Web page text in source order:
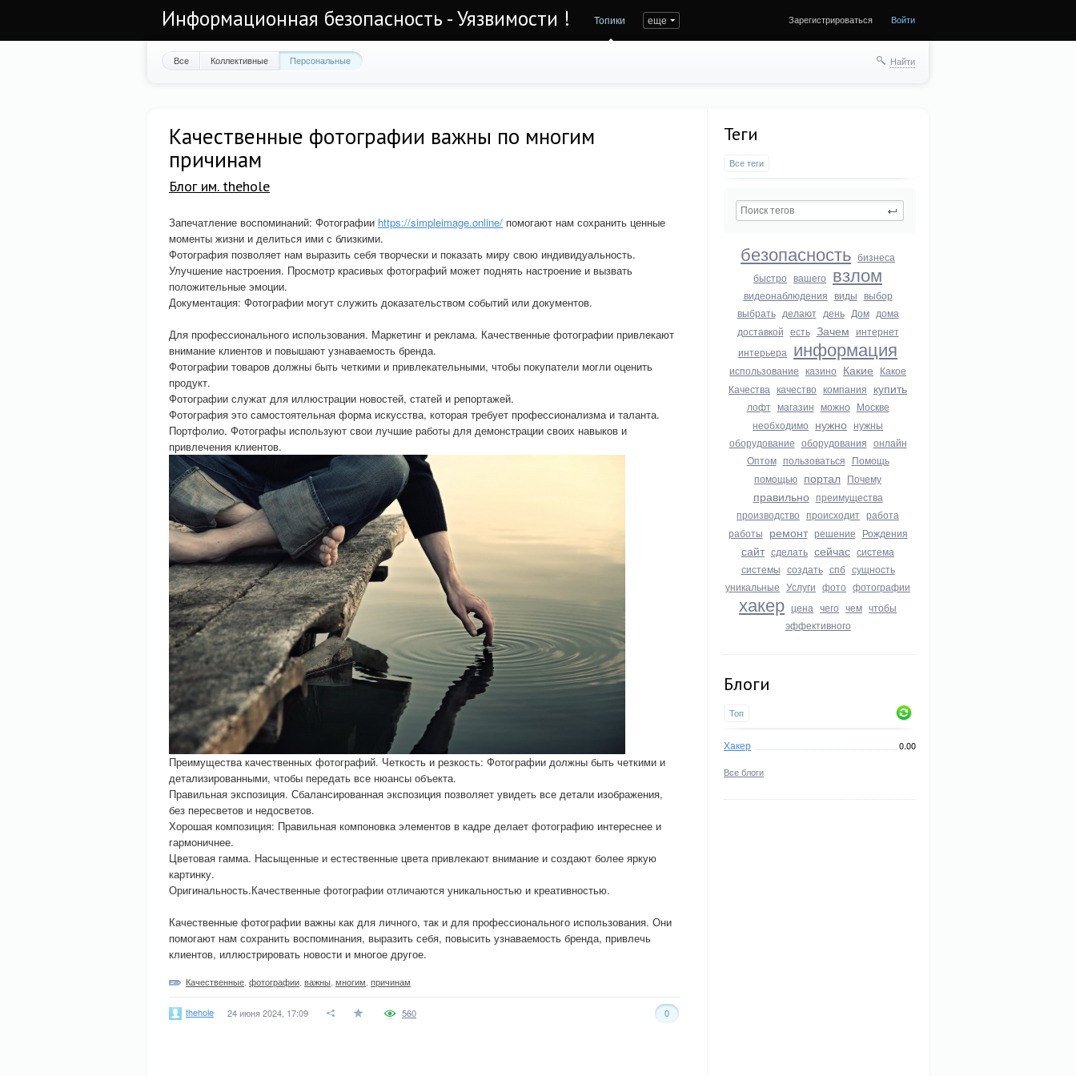
Информационная безопасность - Уязвимости ! Топики еще Зарегистрироваться Войти
Все Коллективные Персональные Найти
Теги
Все теги
безопасность бизнеса
быстро вашего взлом
видеонаблюдения виды выбор
выбрать делают день Дом дома
доставкой есть Зачем интернет
интерьера информация
использование казино Какие Какое
Качества качество компания купить
лофт магазин можно Москве
необходимо нужно нужны
оборудование оборудования онлайн
Оптом пользоваться Помощь
помощью портал Почему
правильно преимущества
производство происходит работа
работы ремонт решение Рождения
сайт сделать сейчас система
системы создать спб сущность
уникальные Услуги фото фотографии
хакер цена чего чем чтобы
эффективного
Блоги
Топ
Хакер 0.00
Все блоги
Качественные фотографии важны по многим
причинам
Блог им. thehole
Запечатление воспоминаний: Фотографии https://simpleimage.online/ помогают нам сохранить ценные
моменты жизни и делиться ими с близкими.
Фотография позволяет нам выразить себя творчески и показать миру свою индивидуальность.
Улучшение настроения. Просмотр красивых фотографий может поднять настроение и вызвать
положительные эмоции.
Документация: Фотографии могут служить доказательством событий или документов.
Для профессионального использования. Маркетинг и реклама. Качественные фотографии привлекают
внимание клиентов и повышают узнаваемость бренда.
Фотографии товаров должны быть четкими и привлекательными, чтобы покупатели могли оценить
продукт.
Фотографии служат для иллюстрации новостей, статей и репортажей.
Фотография это самостоятельная форма искусства, которая требует профессионализма и таланта.
Портфолио. Фотографы используют свои лучшие работы для демонстрации своих навыков и
привлечения клиентов.
Преимущества качественных фотографий. Четкость и резкость: Фотографии должны быть четкими и
детализированными, чтобы передать все нюансы объекта.
Правильная экспозиция. Сбалансированная экспозиция позволяет увидеть все детали изображения,
без пересветов и недосветов.
Хорошая композиция: Правильная компоновка элементов в кадре делает фотографию интереснее и
гармоничнее.
Цветовая гамма. Насыщенные и естественные цвета привлекают внимание и создают более яркую
картинку.
Оригинальность.Качественные фотографии отличаются уникальностью и креативностью.
Качественные фотографии важны как для личного, так и для профессионального использования. Они
помогают нам сохранить воспоминания, выразить себя, повысить узнаваемость бренда, привлечь
клиентов, иллюстрировать новости и многое другое.
Качественные фотографии важны многим причинам
thehole 24 июня 2024, 17:09 0
560